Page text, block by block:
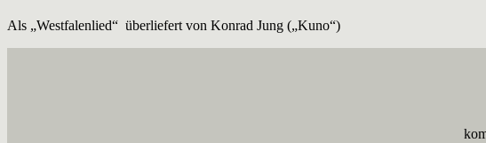
Als „Westfalenlied“ überliefert von Konrad Jung („Kuno“)